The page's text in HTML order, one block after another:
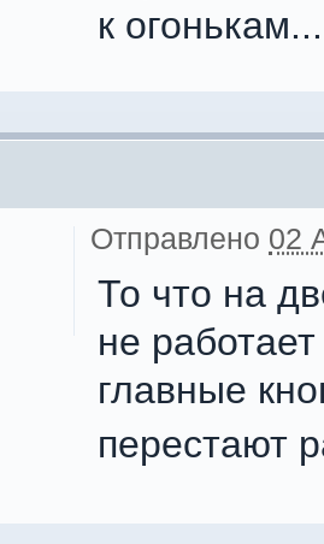
к огонькам...
Отправлено 02
То что на
не
главные
перестают